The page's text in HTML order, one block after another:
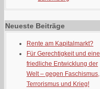
Neueste Beiträge
Rente am Kapitalmarkt?
Für Gerechtigkeit und eine
friedliche Entwicklung der
Welt – gegen Faschismus,
Terrorismus und Krieg!